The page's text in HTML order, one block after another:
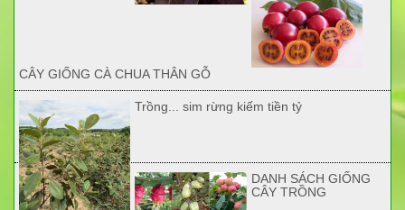
CÂY GIỐNG CÀ CHUA THÂN GỖ
Trồng... sim rừng kiếm tiền tỷ
DANH SÁCH GIỐNG
CÂY TRỒNG